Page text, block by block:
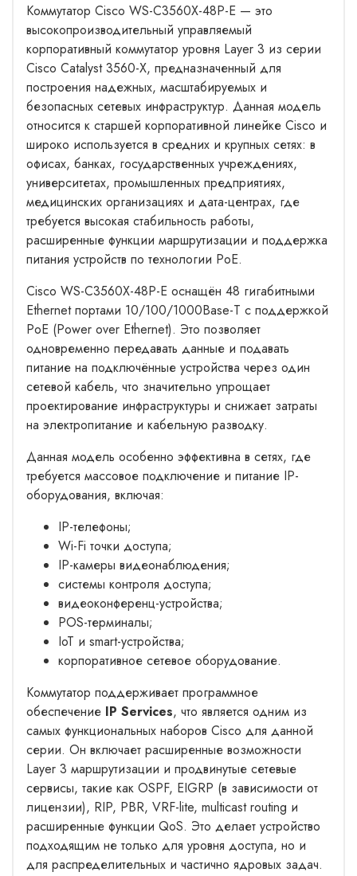
Коммутатор Cisco WS-C3560X-48P-E — это
высокопроизводительный управляемый
корпоративный коммутатор уровня Layer 3 из серии
Cisco Catalyst 3560-X, предназначенный для
построения надежных, масштабируемых и
безопасных сетевых инфраструктур. Данная модель
относится к старшей корпоративной линейке Cisco и
широко используется в средних и крупных сетях: в
офисах, банках, государственных учреждениях,
университетах, промышленных предприятиях,
медицинских организациях и дата-центрах, где
требуется высокая стабильность работы,
расширенные функции маршрутизации и поддержка
питания устройств по технологии PoE.
Cisco WS-C3560X-48P-E оснащён 48 гигабитными
Ethernet портами 10/100/1000Base-T с поддержкой
PoE (Power over Ethernet). Это позволяет
одновременно передавать данные и подавать
питание на подключённые устройства через один
сетевой кабель, что значительно упрощает
проектирование инфраструктуры и снижает затраты
на электропитание и кабельную разводку.
Данная модель особенно эффективна в сетях, где
требуется массовое подключение и питание IP-
оборудования, включая:
IP-телефоны;
Wi-Fi точки доступа;
IP-камеры видеонаблюдения;
системы контроля доступа;
видеоконференц-устройства;
POS-терминалы;
IoT и smart-устройства;
корпоративное сетевое оборудование.
Коммутатор поддерживает программное
обеспечение IP Services, что является одним из
самых функциональных наборов Cisco для данной
серии. Он включает расширенные возможности
Layer 3 маршрутизации и продвинутые сетевые
сервисы, такие как OSPF, EIGRP (в зависимости от
лицензии), RIP, PBR, VRF-lite, multicast routing и
расширенные функции QoS. Это делает устройство
подходящим не только для уровня доступа, но и
для распределительных и частично ядровых задач.